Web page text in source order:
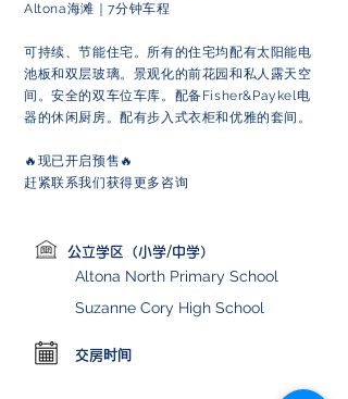
Altona海滩｜7分钟车程
可持续、节能住宅。所有的住宅均配有太阳能电
池板和双层玻璃。景观化的前花园和私人露天空
间。安全的双车位车库。配备Fisher&Paykel电
器的休闲厨房。配有步入式衣柜和优雅的套间。
🔥现已开启预售🔥
赶紧联系我们获得更多咨询
公立学区（小学/中学）
Altona North Primary School
Suzanne Cory High School
交房时间